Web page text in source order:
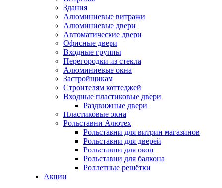
Здания
Алюминиевые витражи
Алюминиевые двери
Автоматические двери
Офисные двери
Входные группы
Перегородки из стекла
Алюминиевые окна
Застройщикам
Строителям коттеджей
Входные пластиковые двери
Раздвижные двери
Пластиковые окна
Рольставни Алютех
Рольставни для витрин магазинов
Рольставни для дверей
Рольставни для окон
Рольставни для балкона
Роллетные решётки
Акции